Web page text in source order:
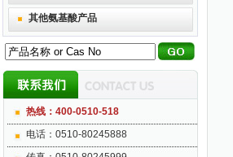
其他氨基酸产品
热线：400-0510-518
电话：0510-80245888